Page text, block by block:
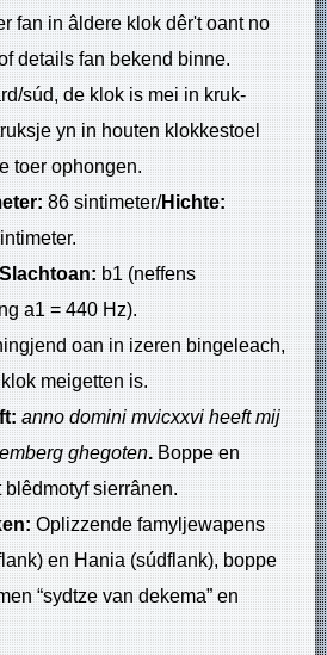
fan in âldere klok dêr't oant no
details fan bekend binne.
súd, de klok is mei in kruk-
yn in houten klokkestoel
toer ophongen.
86 sintimeter/Hichte:
Slachtoan:b1 (neffens
a1 = 440 Hz).
oan in izeren bingeleach,
meigetten is.
anno domini mvicxxvi heeft mij
ghegoten.Boppe en
sierrânen.
Oplizzende famyljewapens
en Hania (súdflank), boppe
“sydtze van dekema” en